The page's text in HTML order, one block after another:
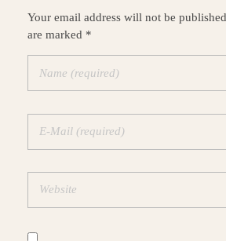
Your email address will not be
are marked *